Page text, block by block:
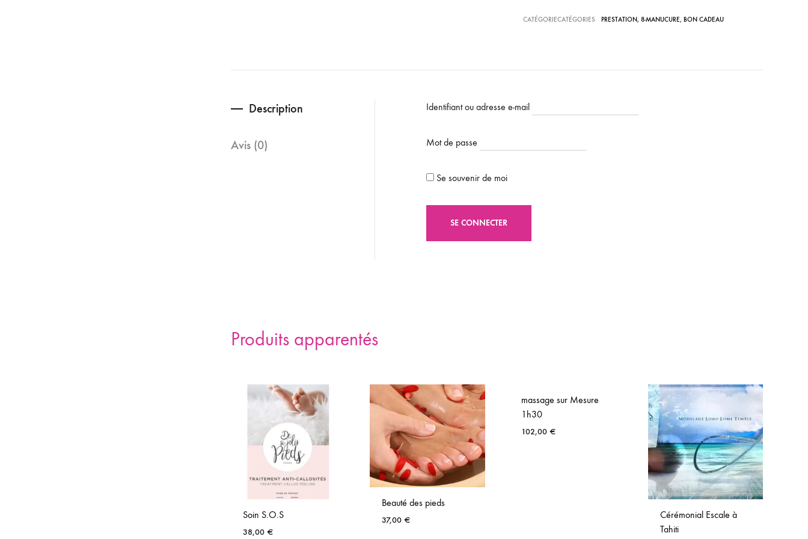
CATÉGORIECATÉGORIES PRESTATION, 8-MANUCURE, BON CADEAU
Description
Avis (0)
Identifiant ou adresse e-mail
Mot de passe
Se souvenir de moi
Produits apparentés
Soin S.O.S
38,00€
Beauté des pieds
37,00€
massage sur Mesure
1h30
102,00 €
Cérémonial Escale à
Tahiti